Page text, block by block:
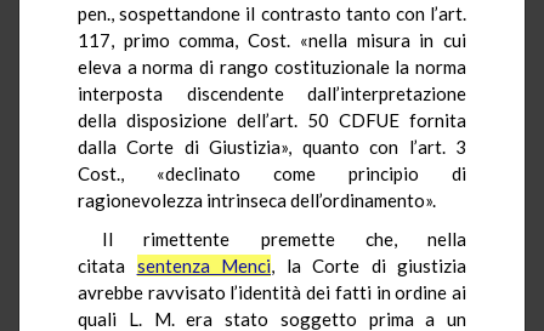
pen., sospettandone il contrasto tanto con l’art.
117, primo comma, Cost. «nella misura in cui
eleva a norma di rango costituzionale la norma
interposta discendente dall’interpretazione
della disposizione dell’art. 50 CDFUE fornita
dalla Corte di Giustizia», quanto con l’art. 3
Cost., «declinato come principio di
ragionevolezza intrinseca dell’ordinamento».
Il rimettente premette che, nella
citata sentenza Menci, la Corte di giustizia
avrebbe ravvisato l’identità dei fatti in ordine ai
quali L. M. era stato soggetto prima a un